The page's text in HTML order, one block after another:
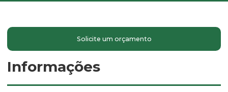
Solicite um orçamento
Informações